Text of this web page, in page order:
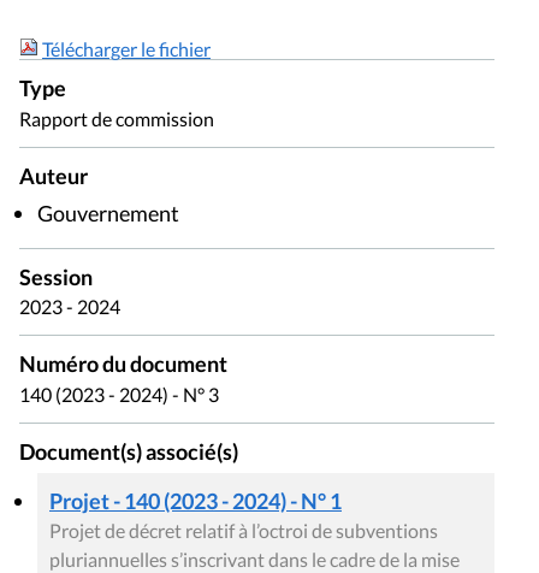
Télécharger le fichier
Type
Rapport de commission
Auteur
Gouvernement
Session
2023 - 2024
Numéro du document
140 (2023 - 2024) - N° 3
Document(s) associé(s)
Projet - 140 (2023 - 2024) - N° 1
Projet de décret relatif à l’octroi de subventions
pluriannuelles s’inscrivant dans le cadre de la mise